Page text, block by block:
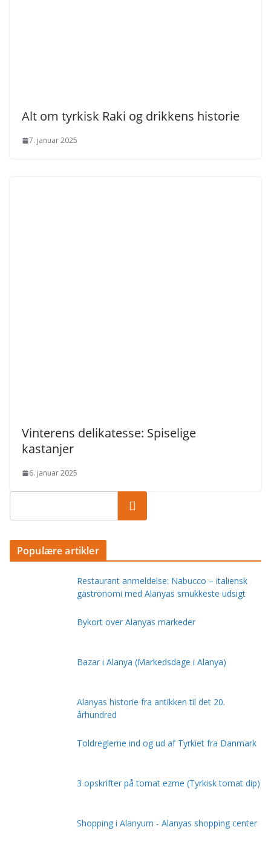
Alt om tyrkisk Raki og drikkens historie
7. januar 2025
Vinterens delikatesse: Spiselige
kastanjer
6. januar 2025
Populære artikler
Restaurant anmeldelse: Nabucco – italiensk
gastronomi med Alanyas smukkeste udsigt
Bykort over Alanyas markeder
Bazar i Alanya (Markedsdage i Alanya)
Alanyas historie fra antikken til det 20.
århundred
Toldreglerne ind og ud af Tyrkiet fra Danmark
3 opskrifter på tomat ezme (Tyrkisk tomat dip)
Shopping i Alanyum - Alanyas shopping center